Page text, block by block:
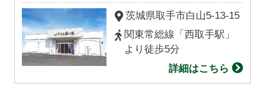
茨城県取手市白山5-13-15
関東常総線「西取手駅」
より徒歩5分
詳細はこちら